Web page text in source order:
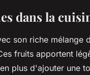
dans la
son riche mélange
fruits apportent
plus d'ajouter une